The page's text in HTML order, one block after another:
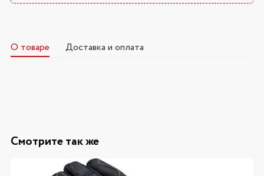
О товаре Доставка и оплата
Смотрите так же